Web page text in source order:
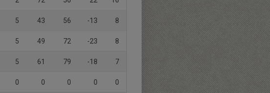
5 43 56 -13 8
5 49 72 -23 8
5 61 79 -18 7
0 0 0 0 0